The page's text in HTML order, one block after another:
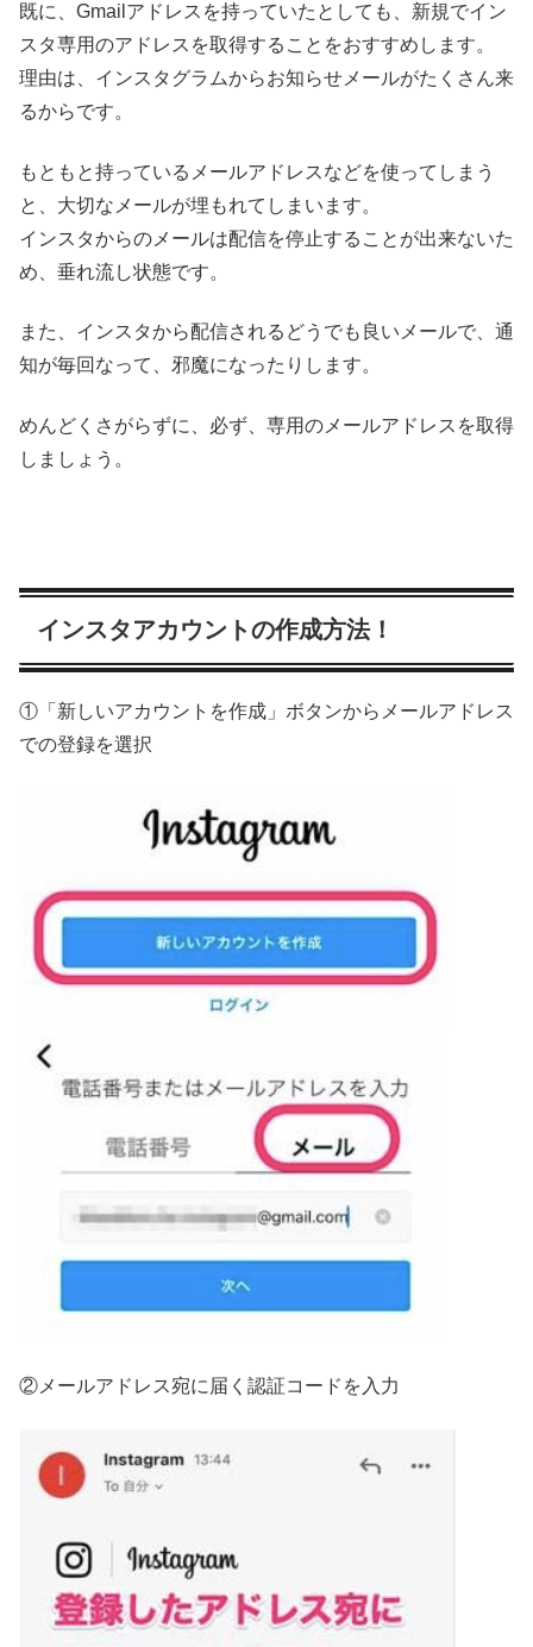
既に、Gmailアドレスを持っていたとしても、新規でイン
スタ専用のアドレスを取得することをおすすめします。
理由は、インスタグラムからお知らせメールがたくさん来
るからです。
もともと持っているメールアドレスなどを使ってしまう
と、大切なメールが埋もれてしまいます。
インスタからのメールは配信を停止することが出来ないた
め、垂れ流し状態です。
また、インスタから配信されるどうでも良いメールで、通
知が毎回なって、邪魔になったりします。
めんどくさがらずに、必ず、専用のメールアドレスを取得
しましょう。
インスタアカウントの作成方法！
①「新しいアカウントを作成」ボタンからメールアドレス
での登録を選択
②メールアドレス宛に届く認証コードを入力